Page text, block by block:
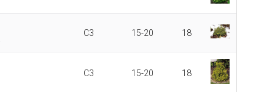
C3 15-20 18
C3 15-20 18